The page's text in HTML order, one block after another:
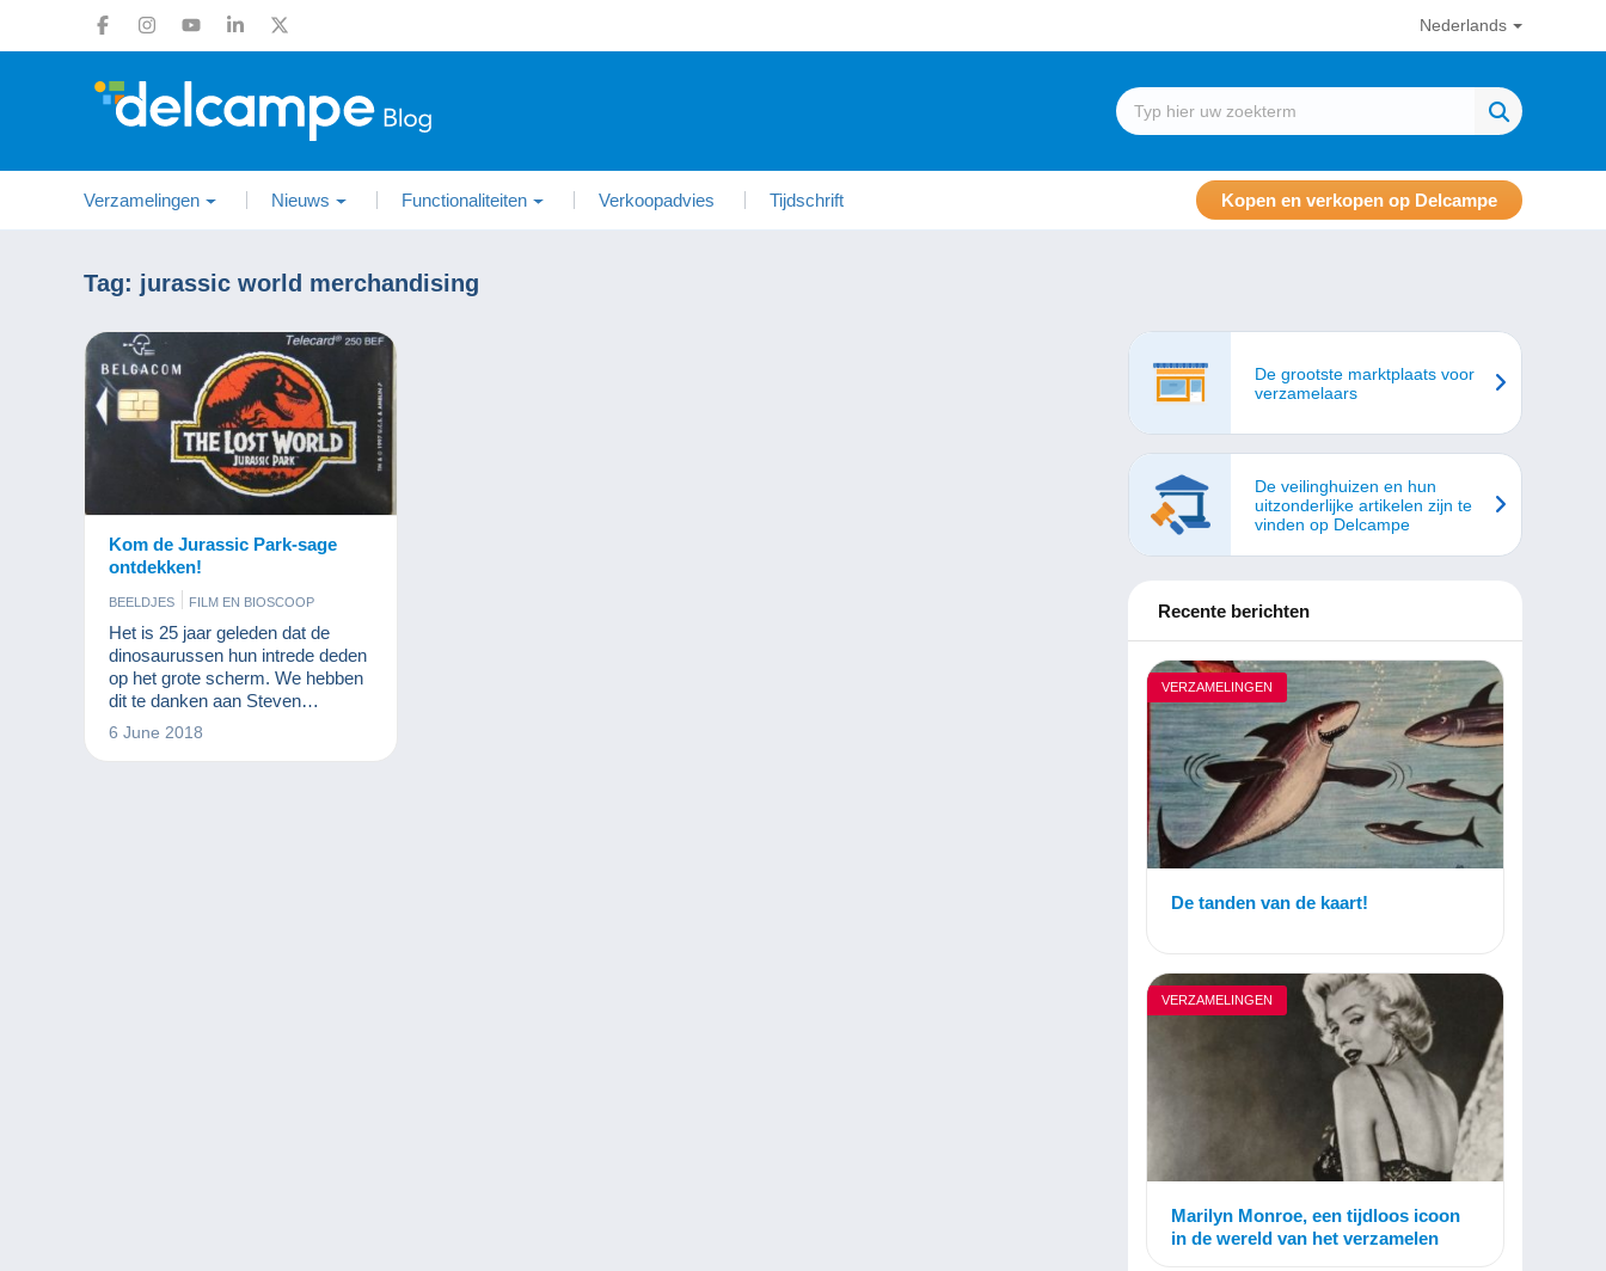
Nederlands
Verzamelingen Nieuws Functionaliteiten Verkoopadvies Tijdschrift Kopen en verkopen op Delcampe
Tag: jurassic world merchandising
Kom de Jurassic Park-sage
ontdekken!
BEELDJES FILM EN BIOSCOOP
Het is 25 jaar geleden dat de
dinosaurussen hun intrede deden
op het grote scherm. We hebben
dit te danken aan Steven
Spielberg die het boek van
6 June 2018
De grootste marktplaats voor
verzamelaars
De veilinghuizen en hun
uitzonderlijke artikelen zijn te
vinden op Delcampe
Recente berichten
VERZAMELINGEN
De tanden van de kaart!
VERZAMELINGEN
Marilyn Monroe, een tijdloos icoon
in de wereld van het verzamelen